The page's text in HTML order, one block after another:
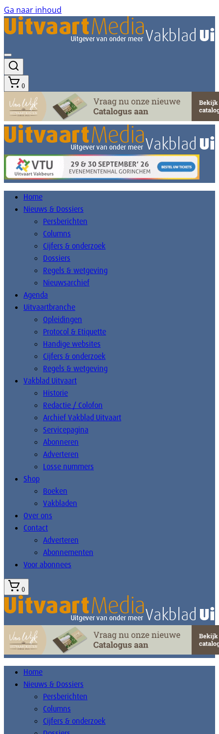
Ga naar inhoud
0
Home
Nieuws & Dossiers
Persberichten
Columns
Cijfers & onderzoek
Dossiers
Regels & wetgeving
Nieuwsarchief
Agenda
Uitvaartbranche
Opleidingen
Protocol & Etiquette
Handige websites
Cijfers & onderzoek
Regels & wetgeving
Vakblad Uitvaart
Historie
Redactie / Colofon
Archief Vakblad Uitvaart
Servicepagina
Abonneren
Adverteren
Losse nummers
Shop
Boeken
Vakbladen
Over ons
Contact
Adverteren
Abonnementen
Voor abonnees
0
Home
Nieuws & Dossiers
Persberichten
Columns
Cijfers & onderzoek